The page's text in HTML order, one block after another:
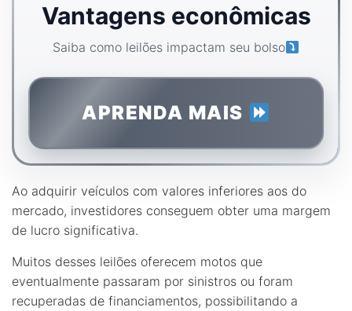
Vantagens econômicas
Saiba como leilões impactam seu bolso
APRENDA MAIS
Ao adquirir veículos com valores inferiores aos do
mercado, investidores conseguem obter uma margem
de lucro significativa.
Muitos desses leilões oferecem motos que
eventualmente passaram por sinistros ou foram
recuperadas de financiamentos, possibilitando a